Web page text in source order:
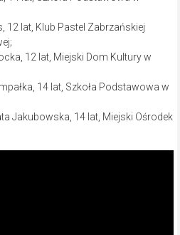
12 lat, Klub Pastel Zabrzańskiej
12 lat, Miejski Dom Kultury w
14 lat, Szkoła Podstawowa w
Jakubowska, 14 lat, Miejski Ośrodek